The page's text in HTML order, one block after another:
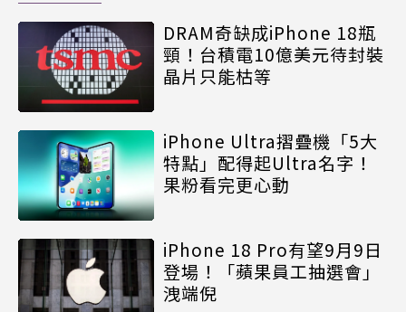
DRAM奇缺成iPhone 18瓶
頸！台積電10億美元待封裝
晶片只能枯等
iPhone Ultra摺疊機「5大
特點」配得起Ultra名字！
果粉看完更心動
iPhone 18 Pro有望9月9日
登場！「蘋果員工抽選會」
洩端倪